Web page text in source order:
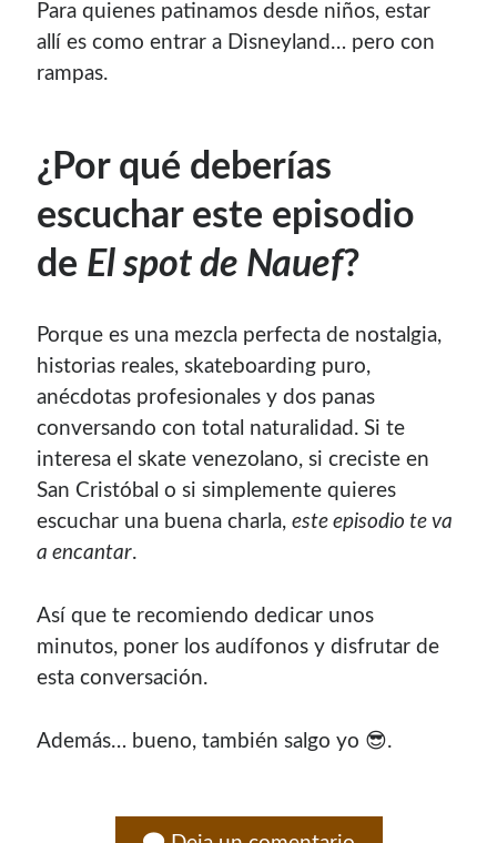
Para quienes patinamos desde niños, estar
allí es como entrar a Disneyland… pero con
rampas.
¿Por qué deberías
escuchar este episodio
de El spot de Nauef?
Porque es una mezcla perfecta de nostalgia,
historias reales, skateboarding puro,
anécdotas profesionales y dos panas
conversando con total naturalidad. Si te
interesa el skate venezolano, si creciste en
San Cristóbal o si simplemente quieres
escuchar una buena charla,este episodio te va
a encantar.
Así que te recomiendo dedicar unos
minutos, poner los audífonos y disfrutar de
esta conversación.
Además… bueno, también salgo yo 😎.